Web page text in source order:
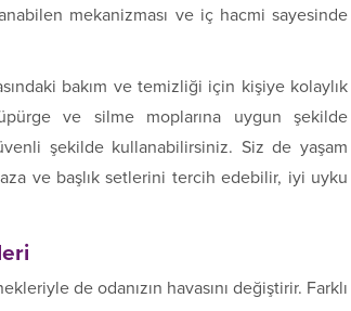
mekanizması ve iç hacmi sayesinde
bakım ve temizliği için kişiye kolaylık
ve silme moplarına uygun şekilde
şekilde kullanabilirsiniz. Siz de yaşam
ve başlık setlerini tercih edebilir, iyi uyku
de odanızın havasını değiştirir. Farklı